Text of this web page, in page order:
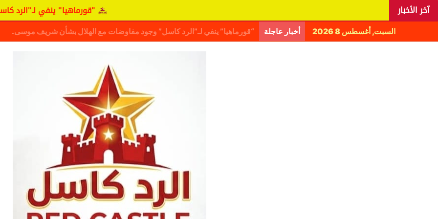
آخر الأخبار "قورماهيا" ينفي لـ"الرد كاسل" وجود
السبت, أغسطس 8 2026 أخبار عاجلة اليانغا يكشف حقيقة مفاوضات نجم المريخ